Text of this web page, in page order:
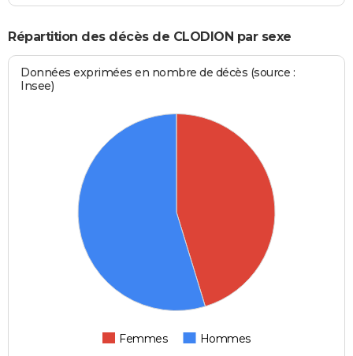
Répartition des décès de CLODION par sexe
Données exprimées en nombre de décès (source :
Insee)
Femmes Hommes